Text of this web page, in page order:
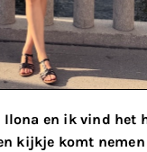
en ik vind het
kijkje komt nemen